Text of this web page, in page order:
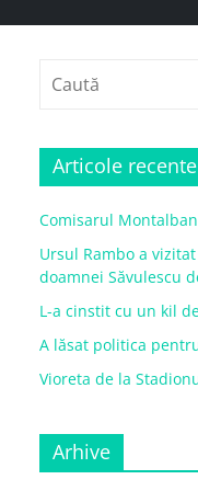
Articole recente
Comisarul
Ursul Rambo a
doamnei Săvulescu
L-a cinstit cu un kil
A lăsat politica
Vioreta de la
Arhive